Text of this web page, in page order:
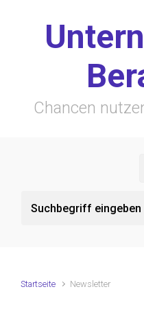
Chancen
Startseite Newsletter